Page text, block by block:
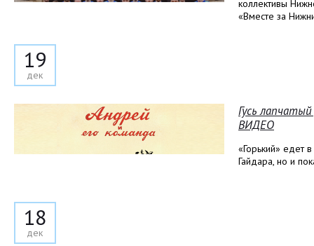
19
дек
коллективы
«Вместе за
18
дек
Гусь
ВИДЕО
«Горький» едет
Гайдара, но и